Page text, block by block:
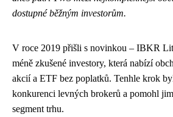
dostupné běžným investorům.
V roce 2019 přišli s novinkou – IBKR
méně zkušené investory, která nabízí
akcií a ETF bez poplatků. Tenhle krok
konkurenci levných brokerů a pomohl
segment trhu.